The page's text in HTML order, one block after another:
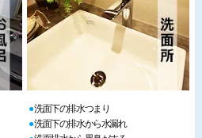
洗面下の排水つまり
洗面下の排水から水漏れ